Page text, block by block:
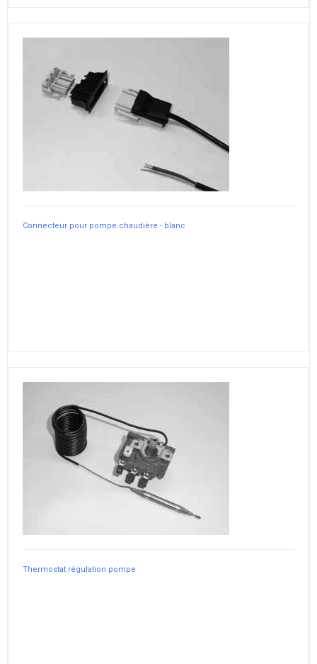
Connecteur pour pompe chaudière - blanc
Thermostat régulation pompe